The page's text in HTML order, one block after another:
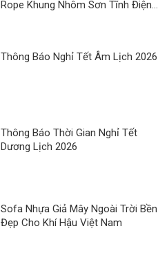
Rope Khung Nhôm Sơn Tĩnh Điện |
Thông Báo Nghỉ Tết Âm Lịch 2026
Thông Báo Thời Gian Nghỉ Tết
Dương Lịch 2026
Sofa Nhựa Giả Mây Ngoài Trời Bền
Đẹp Cho Khí Hậu Việt Nam